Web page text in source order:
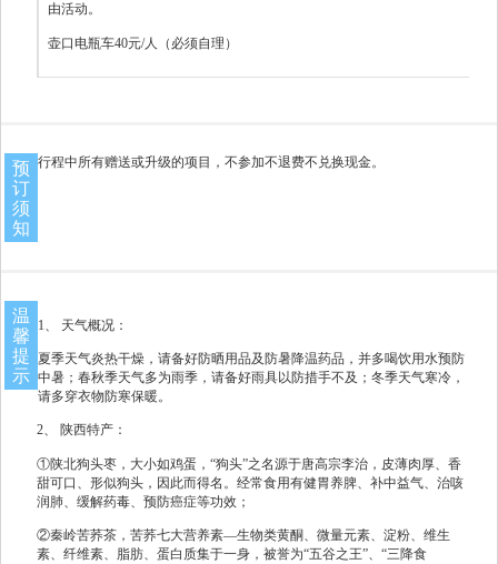
由活动。
壶口电瓶车40元/人（必须自理）
预
订
须
知
行程中所有赠送或升级的项目，不参加不退费不兑换现金。
温
馨
提
示
1、 天气概况：
夏季天气炎热干燥，请备好防晒用品及防暑降温药品，并多喝饮用水预防
中暑；春秋季天气多为雨季，请备好雨具以防措手不及；冬季天气寒冷，
请多穿衣物防寒保暖。
2、 陕西特产：
①陕北狗头枣，大小如鸡蛋，“狗头”之名源于唐高宗李治，皮薄肉厚、香
甜可口、形似狗头，因此而得名。经常食用有健胃养脾、补中益气、治咳
润肺、缓解药毒、预防癌症等功效；
②秦岭苦荞茶，苦荞七大营养素—生物类黄酮、微量元素、淀粉、维生
素、纤维素、脂肪、蛋白质集于一身，被誉为“五谷之王”、“三降食